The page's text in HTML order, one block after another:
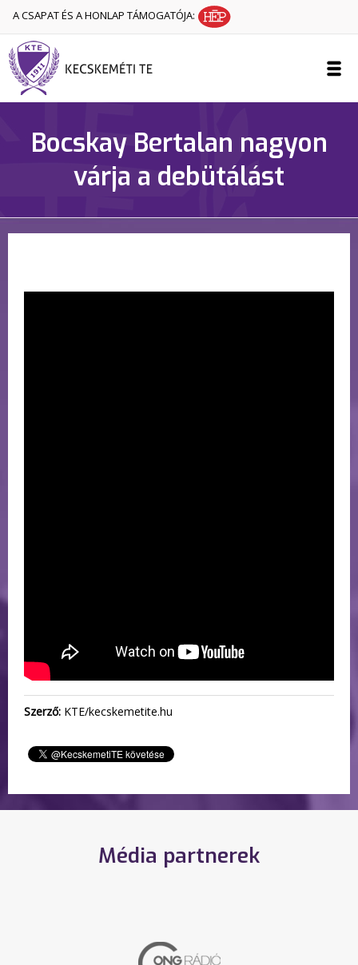
A CSAPAT ÉS A HONLAP TÁMOGATÓJA:
Bocskay Bertalan nagyon
várja a debütálást
Szerző: KTE/kecskemetite.hu
Média partnerek